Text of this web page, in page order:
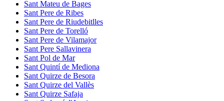
Sant Mateu de Bages
Sant Pere de Ribes
Sant Pere de Riudebitlles
Sant Pere de Torelló
Sant Pere de Vilamajor
Sant Pere Sallavinera
Sant Pol de Mar
Sant Quintí de Mediona
Sant Quirze de Besora
Sant Quirze del Vallès
Sant Quirze Safaja